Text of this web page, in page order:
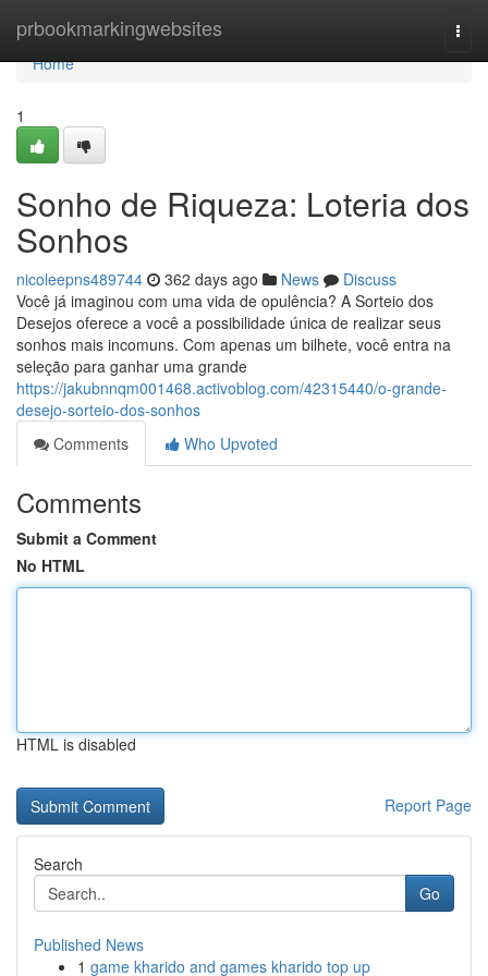
prbookmarkingwebsites
Home
Home
1
Sonho de Riqueza: Loteria dos
Sonhos
nicoleepns489744 362 days ago News
Discuss
Você já imaginou com uma vida de opulência? A Sorteio dos
Desejos oferece a você a possibilidade única de realizar seus
sonhos mais incomuns. Com apenas um bilhete, você entra na
seleção para ganhar uma grande
https://jakubnnqm001468.activoblog.com/42315440/o-grande-
desejo-sorteio-dos-sonhos
Comments
Who Upvoted
Comments
Submit a Comment
No HTML
HTML is disabled
Report Page
Search
Go
Published News
1 game kharido and games kharido top up